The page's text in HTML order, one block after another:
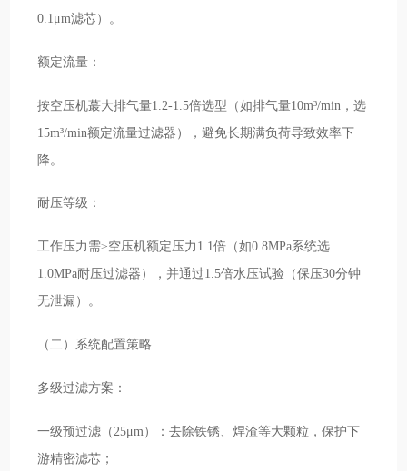
0.1μm滤芯）。
额定流量：
按空压机蕞大排气量1.2-1.5倍选型（如排气量10m³/min，选
15m³/min额定流量过滤器），避免长期满负荷导致效率下
降。
耐压等级：
工作压力需≥空压机额定压力1.1倍（如0.8MPa系统选
1.0MPa耐压过滤器），并通过1.5倍水压试验（保压30分钟
无泄漏）。
（二）系统配置策略
多级过滤方案：
一级预过滤（25μm）：去除铁锈、焊渣等大颗粒，保护下
游精密滤芯；